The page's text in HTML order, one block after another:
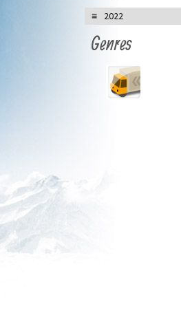
2022
Genres